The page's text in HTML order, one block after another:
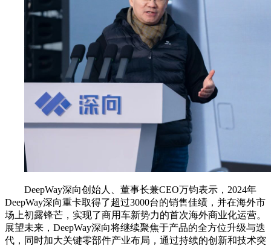
DeepWay深向创始人、董事长兼CEO万钧表示，2024年
DeepWay深向重卡取得了超过3000台的销售佳绩，并在海外市
场上初露锋芒，实现了商用车新势力的首次海外商业化运营。
展望未来，DeepWay深向将继续聚焦于产品的全方位升级与迭
代，同时加大关键零部件产业布局，通过持续的创新和技术突